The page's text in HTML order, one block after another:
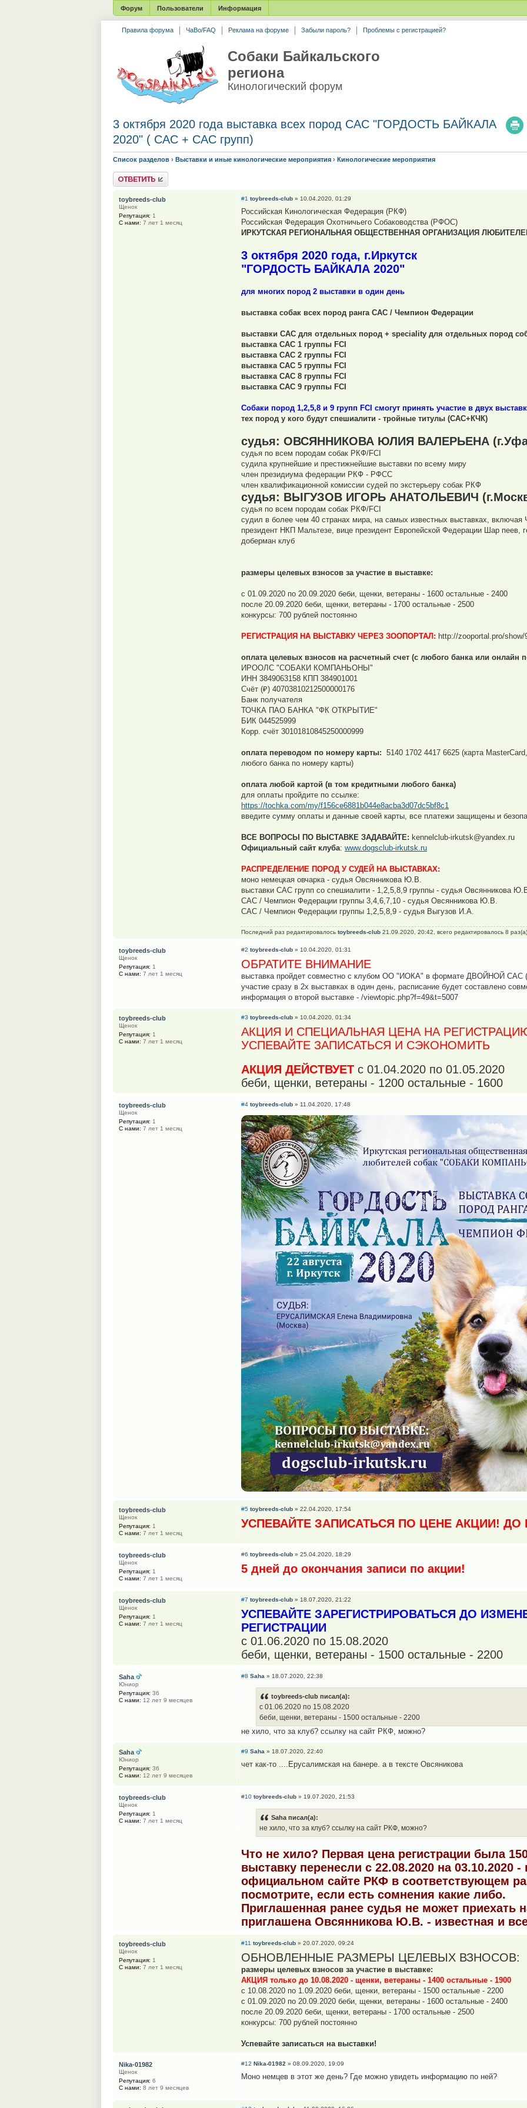
Форум Пользователи Информация
Правила форума ЧаВо/FAQ Реклама на форуме Забыли пароль? Проблемы с регистрацией?
Собаки Байкальского
региона
Кинологический форум
3 октября 2020 года выставка всех пород САС "ГОРДОСТЬ БАЙКАЛА
2020" ( САС + CAC групп)
Список разделов › Выставки и иные кинологические мероприятия › Кинологические мероприятия
Ответить
#1 toybreeds-club » 10.04.2020, 01:29
Российская Кинологическая Федерация (РКФ)
Российская Федерация Охотничьего Собаководства (РФОС)
ИРКУТСКАЯ РЕГИОНАЛЬНАЯ ОБЩЕСТВЕННАЯ ОРГАНИЗАЦИЯ
3 октября 2020 года, г.Иркутск
"ГОРДОСТЬ БАЙКАЛА 2020"
для многих пород 2 выставки в один день
выставка собак всех пород ранга САС / Чемпион Федерации
выставки САС для отдельных пород + speciality для отдельных пород
выставка САС 1 группы FCI
выставка CАС 2 группы FCI
выставка СAC 5 группы FCI
выставка CАС 8 группы FCI
выставка CАС 9 группы FCI
Собаки пород 1,2,5,8 и 9 групп FCI смогут принять участие в двух
тех пород у кого будут спешиалити - тройные титулы (САС+КЧК)
судья: ОВСЯННИКОВА ЮЛИЯ ВАЛЕРЬЕНА
судья по всем породам собак РКФ/FCI
судила крупнейшие и престижнейшие выставки по всему миру
член президиума федерации РКФ - РФСС
член квалификационной комиссии судей по экстерьеру собак РКФ
судья: ВЫГУЗОВ ИГОРЬ АНАТОЛЬЕВИЧ
судья по всем породам собак РКФ/FCI
судил в более чем 40 странах мира, на самых известных выставках,
президент НКП Мальтезе, вице президент Европейской Федерации Шар пеев,
доберман клуб
размеры целевых взносов за участие в выставке:
с 01.09.2020 по 20.09.2020 беби, щенки, ветераны - 1600 остальные - 2400
после 20.09.2020 беби, щенки, ветераны - 1700 остальные - 2500
конкурсы: 700 рублей постоянно
РЕГИСТРАЦИЯ НА ВЫСТАВКУ ЧЕРЕЗ ЗООПОРТАЛ: http://zooportal.pro/show/
оплата целевых взносов на расчетный счет (с любого банка или онлайн
ИРООЛС "СОБАКИ КОМПАНЬОНЫ"
ИНН 3849063158 КПП 384901001
Счёт (₽) 40703810212500000176
Банк получателя
ТОЧКА ПАО БАНКА "ФК ОТКРЫТИЕ"
БИК 044525999
Корр. счёт 30101810845250000999
оплата переводом по номеру карты: 5140 1702 4417 6625 (карта
любого банка по номеру карты)
оплата любой картой (в том кредитными любого банка)
для оплаты пройдите по ссылке:
https://tochka.com/my/f156ce6881b044e8acba3d07dc5bf8c1
введите сумму оплаты и данные своей карты, все платежи защищены и
ВСЕ ВОПРОСЫ ПО ВЫСТАВКЕ ЗАДАВАЙТЕ: kennelclub-irkutsk@yandex.ru
Официальный сайт клуба: www.dogsclub-irkutsk.ru
РАСПРЕДЕЛЕНИЕ ПОРОД У СУДЕЙ НА ВЫСТАВКАХ:
моно немецкая овчарка - судья Овсянникова Ю.В.
выставки САС групп со спешиалити - 1,2,5,8,9 группы - судья Овсянникова
САС / Чемпион Федерации группы 3,4,6,7,10 - судья Овсянникова Ю.В.
САС / Чемпион Федерации группы 1,2,5,8,9 - судья Выгузов И.А.
Последний раз редактировалось toybreeds-club 21.09.2020, 20:42, всего редактировалось 8
toybreeds-club
Щенок
Репутация: 1
С нами: 7 лет 1 месяц
#2 toybreeds-club » 10.04.2020, 01:31
ОБРАТИТЕ ВНИМАНИЕ
выставка пройдет совместно с клубом ОО "ИОКА" в формате ДВОЙНОЙ САС
участие сразу в 2х выставках в один день, расписание будет составлено
информация о второй выставке - /viewtopic.php?f=49&t=5007
toybreeds-club
Щенок
Репутация: 1
С нами: 7 лет 1 месяц
#3 toybreeds-club » 10.04.2020, 01:34
АКЦИЯ И СПЕЦИАЛЬНАЯ ЦЕНА НА
УСПЕВАЙТЕ ЗАПИСАТЬСЯ И СЭКОНОМИТЬ
АКЦИЯ ДЕЙСТВУЕТ с 01.04.2020 по 01.05.2020
беби, щенки, ветераны - 1200 остальные - 1600
toybreeds-club
Щенок
Репутация: 1
С нами: 7 лет 1 месяц
#4 toybreeds-club » 11.04.2020, 17:48
toybreeds-club
Щенок
Репутация: 1
С нами: 7 лет 1 месяц
#5 toybreeds-club » 22.04.2020, 17:54
УСПЕВАЙТЕ ЗАПИСАТЬСЯ ПО ЦЕНЕ АКЦИИ! ДО
toybreeds-club
Щенок
Репутация: 1
С нами: 7 лет 1 месяц
#6 toybreeds-club » 25.04.2020, 18:29
5 дней до окончания записи по акции!
toybreeds-club
Щенок
Репутация: 1
С нами: 7 лет 1 месяц
#7 toybreeds-club » 18.07.2020, 21:22
УСПЕВАЙТЕ ЗАРЕГИСТРИРОВАТЬСЯ ДО
РЕГИСТРАЦИИ
с 01.06.2020 по 15.08.2020
беби, щенки, ветераны - 1500 остальные - 2200
toybreeds-club
Щенок
Репутация: 1
С нами: 7 лет 1 месяц
#8 Saha » 18.07.2020, 22:38
toybreeds-club писал(а):
с 01.06.2020 по 15.08.2020
беби, щенки, ветераны - 1500 остальные - 2200
не хило, что за клуб? ссылку на сайт РКФ, можно?
Saha
Юниор
Репутация: 36
С нами: 12 лет 9 месяцев
#9 Saha » 18.07.2020, 22:40
чет как-то ....Ерусалимская на банере. а в тексте Овсяникова
Saha
Юниор
Репутация: 36
С нами: 12 лет 9 месяцев
#10 toybreeds-club » 19.07.2020, 21:53
Saha писал(а):
не хило, что за клуб? ссылку на сайт РКФ, можно?
Что не хило? Первая цена регистрации была
выставку перенесли с 22.08.2020 на 03.10.2020
официальном сайте РКФ в соответствующем
посмотрите, если есть сомнения какие либо.
Приглашенная ранее судья не может приехать
приглашена Овсянникова Ю.В. - известная и
toybreeds-club
Щенок
Репутация: 1
С нами: 7 лет 1 месяц
#11 toybreeds-club » 20.07.2020, 09:24
ОБНОВЛЕННЫЕ РАЗМЕРЫ ЦЕЛЕВЫХ ВЗНОСОВ:
размеры целевых взносов за участие в выставке:
АКЦИЯ только до 10.08.2020 - щенки, ветераны - 1400 остальные - 1900
с 10.08.2020 по 1.09.2020 беби, щенки, ветераны - 1500 остальные - 2200
с 01.09.2020 по 20.09.2020 беби, щенки, ветераны - 1600 остальные - 2400
после 20.09.2020 беби, щенки, ветераны - 1700 остальные - 2500
конкурсы: 700 рублей постоянно
Успевайте записаться на выставки!
toybreeds-club
Щенок
Репутация: 1
С нами: 7 лет 1 месяц
#12 Nika-01982 » 08.09.2020, 19:09
Моно немцев в этот же день? Где можно увидеть информацию по ней?
Nika-01982
Щенок
Репутация: 6
С нами: 8 лет 9 месяцев